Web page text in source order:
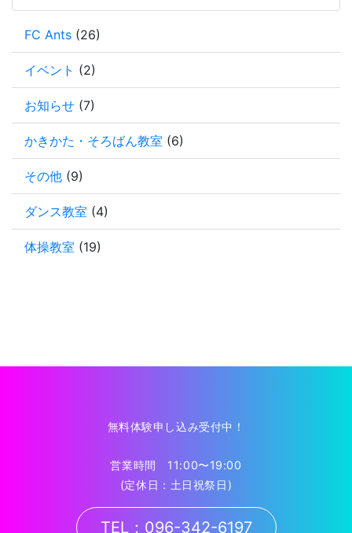
FC Ants (26)
イベント (2)
お知らせ (7)
かきかた・そろばん教室 (6)
その他 (9)
ダンス教室 (4)
体操教室 (19)
無料体験申し込み受付中！
営業時間 11:00〜19:00
(定休日：土日祝祭日)
TEL：096-342-6197